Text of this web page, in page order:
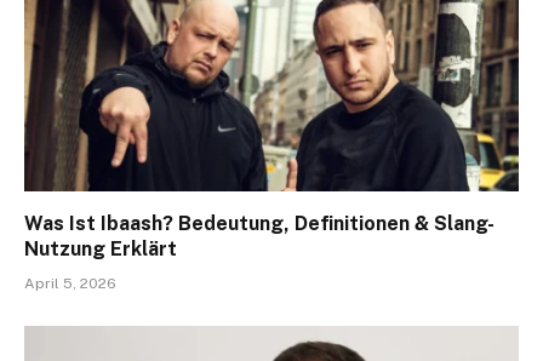
Was Ist Ibaash? Bedeutung, Definitionen & Slang-
Nutzung Erklärt
April 5, 2026